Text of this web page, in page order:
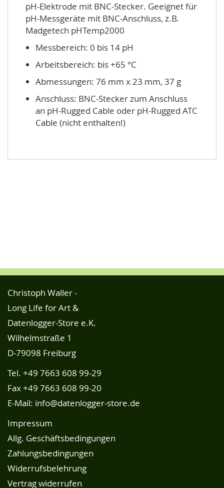
pH-Elektrode mit BNC-Stecker. Geeignet für
pH-Messgeräte mit BNC-Anschluss, z.B.
Madgetech pHTemp2000
Messbereich: 0 bis 14 pH
Arbeitsbereich: bis +65 °C
Abmessungen: 76 mm x 23 mm, 37 g
Anschluss: BNC-Stecker zum Anschluss
an pH-Rugged Cable oder pH-Rugged ATC
Cable (nicht enthalten!)
Christoph Waller -
Long Life for Art &
Datenlogger-Store e.K.
Wilhelmstraße 1
D-79098 Freiburg
Tel. +49 7663 608 99-29
Fax +49 7663 608 99-20
E-Mail: info@datenlogger-store.de
Impressum
Allg. Geschäftsbedingungen
Zahlungsbedingungen
Widerrufsbelehrung
Vertrag widerrufen